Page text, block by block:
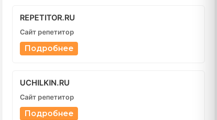
REPETITOR.RU
Сайт репетитор
Подробнее
UCHILKIN.RU
Сайт репетитор
Подробнее